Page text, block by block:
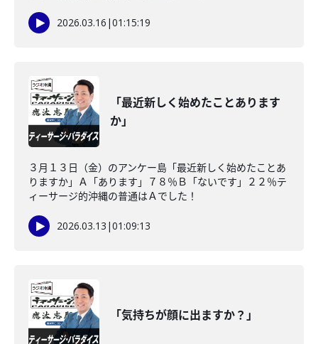
2026.03.16 |01:15:19
「最近新しく始めたことあります
か」
３月１３日（金）のアンケー島「最近新しく始めたことあ
りますか」Ａ「あります」７８％Ｂ「ないです」２２％テ
ィーサージ的沖縄の普通はＡでした！
2026.03.13 |01:09:13
「気持ちが顔に出ますか？」